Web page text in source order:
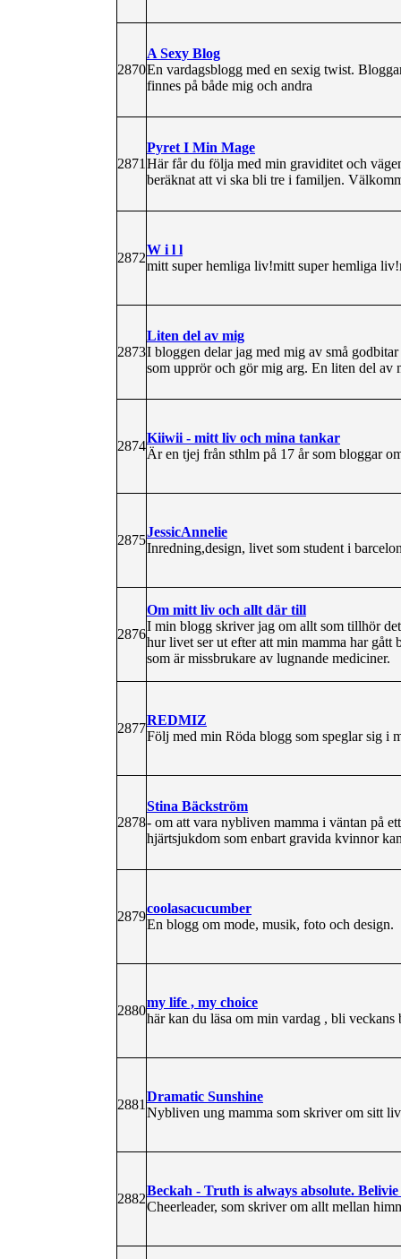
2870
A Sexy Blog
En vardagsblogg med en sexig twist.
finnes på både mig och andra
2871
Pyret I Min Mage
Här får du följa med min graviditet och
beräknat att vi ska bli tre i familjen.
2872
W i l l
mitt super hemliga liv!mitt super hemliga
2873
Liten del av mig
I bloggen delar jag med mig av små
som upprör och gör mig arg. En liten del av
2874
Kiiwii - mitt liv och mina tankar
Är en tjej från sthlm på 17 år som bloggar
2875
JessicAnnelie
Inredning,design, livet som student i
2876
Om mitt liv och allt där till
I min blogg skriver jag om allt som tillhör
hur livet ser ut efter att min mamma har gått
som är missbrukare av lugnande mediciner.
2877
REDMIZ
Följ med min Röda blogg som speglar sig i
2878
Stina Bäckström
- om att vara nybliven mamma i väntan på
hjärtsjukdom som enbart gravida kvinnor
2879
coolasacucumber
En blogg om mode, musik, foto och design.
2880
my life , my choice
här kan du läsa om min vardag , bli veckans
2881
Dramatic Sunshine
Nybliven ung mamma som skriver om sitt
2882
Beckah - Truth is always absolute.
Cheerleader, som skriver om allt mellan